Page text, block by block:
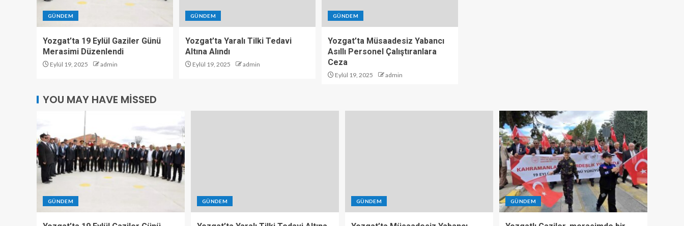
GÜNDEM
Yozgat’ta 19 Eylül Gaziler Günü
Merasimi Düzenlendi
Eylül 19, 2025 admin
GÜNDEM
Yozgat’ta Yaralı Tilki Tedavi
Altına Alındı
Eylül 19, 2025 admin
GÜNDEM
Yozgat’ta Müsaadesiz Yabancı
Asıllı Personel Çalıştıranlara
Ceza
Eylül 19, 2025 admin
YOU MAY HAVE MISSED
GÜNDEM GÜNDEM GÜNDEM GÜNDEM